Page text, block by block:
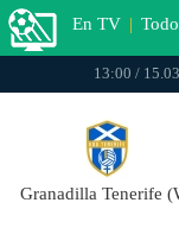
En TV | Todo
13:00 /
Granadilla Tenerife